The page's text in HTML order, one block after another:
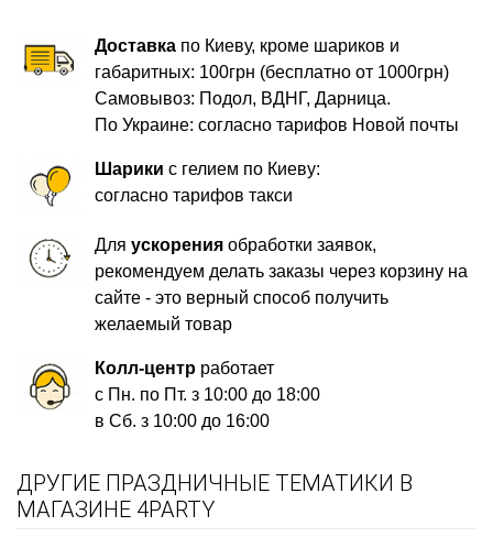
Доставка по Киеву, кроме шариков и
габаритных: 100грн (бесплатно от 1000грн)
Самовывоз: Подол, ВДНГ, Дарница.
По Украине: согласно тарифов Новой почты
Шарики с гелием по Киеву:
согласно тарифов такси
Дляускорения обработки заявок,
рекомендуем делать заказы через корзину на
сайте - это верный способ получить
желаемый товар
Колл-центр работает
с Пн. по Пт. з 10:00 до 18:00
в Сб. з 10:00 до 16:00
ДРУГИЕ ПРАЗДНИЧНЫЕ ТЕМАТИКИ В
МАГАЗИНЕ 4PARTY